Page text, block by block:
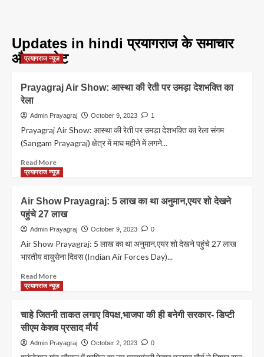
Updates in hindi प्रयागराज के समाचार
और अपडेट
प्रयागराज न्यूज़
Prayagraj Air Show: आस्था की रेती पर उमड़ा देशभक्ति का
रेला
Admin Prayagraj October 9, 2023 1
Prayagraj Air Show: आस्था की रेती पर उमड़ा देशभक्ति का रेला संगम
(Sangam Prayagraj) क्षेत्र में माघ महीने में लगने...
Read MoreRead
more
Air
Show:
आस्था
पर
देशभक्ति
प्रयागराज न्यूज़
Air Show Prayagraj: 5 लाख का था अनुमान,एयर शो देखने
पहुंचे 27 लाख
Admin Prayagraj October 9, 2023 0
Air Show Prayagraj: 5 लाख का था अनुमान,एयर शो देखने पहुंचे 27 लाख
भारतीय वायुसेना दिवस (Indian Air Forces Day)...
Read MoreRead
more
Show
Prayagraj:
5
लाख
प्रयागराज न्यूज़
चाहे जितनी ताकत लगाए विपक्ष,भाजपा की ही बनेगी सरकार- डिप्टी
सीएम केशव प्रसाद मौर्य
Admin Prayagraj October 2, 2023 0